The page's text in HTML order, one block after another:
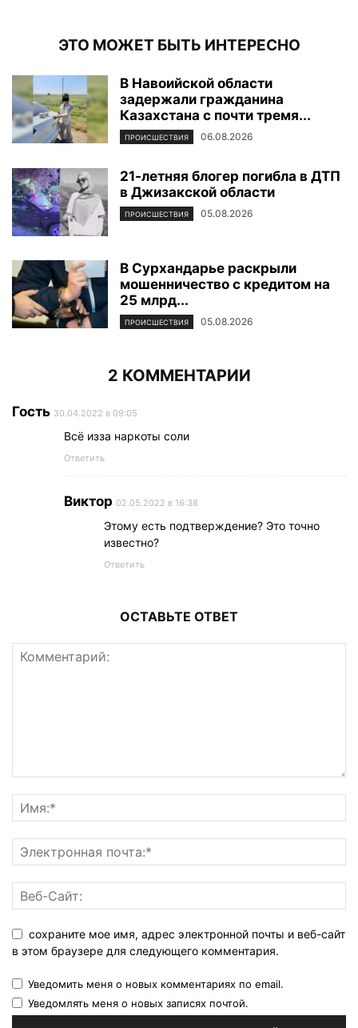
ЭТО МОЖЕТ БЫТЬ ИНТЕРЕСНО
В Навоийской области
задержали гражданина
Казахстана с почти тремя...
ПРОИСШЕСТВИЯ 06.08.2026
21-летняя блогер погибла в ДТП
в Джизакской области
ПРОИСШЕСТВИЯ 05.08.2026
В Сурхандарье раскрыли
мошенничество с кредитом на
25 млрд...
ПРОИСШЕСТВИЯ 05.08.2026
2 КОММЕНТАРИИ
Гость 30.04.2022 в 09:05
Всё изза наркоты соли
Ответить
Виктор 02.05.2022 в 16:38
Этому есть подтверждение? Это точно
известно?
Ответить
ОСТАВЬТЕ ОТВЕТ
сохраните мое имя, адрес электронной почты и веб-сайт
в этом браузере для следующего комментария.
Уведомить меня о новых комментариях по email.
Уведомлять меня о новых записях почтой.